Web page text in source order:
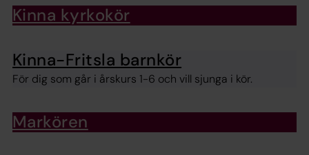
Kinna kyrkokör
Kinna-Fritsla barnkör
För dig som går i årskurs 1-6 och vill sjunga i kör.
Markören